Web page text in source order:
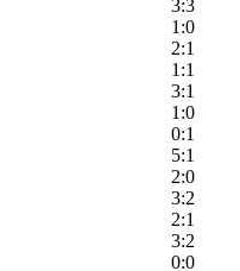
3:3
1:0
2:1
1:1
3:1
1:0
0:1
5:1
2:0
3:2
2:1
3:2
0:0